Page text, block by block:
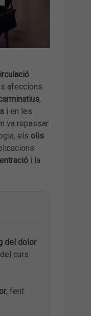
afeccions
,
i en les
va repassar
els olis
i la
del dolor
curs
, fent